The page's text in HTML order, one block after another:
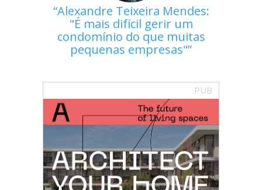
Alexandre Teixeira Mendes:
"É mais difícil gerir um
condomínio do que muitas
pequenas empresas"
PUB